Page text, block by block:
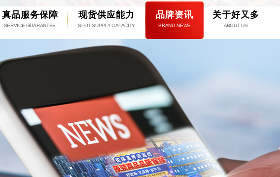
真品服务保障
SERVICE GUARANTEE
现货供应能力
SPOT SUPPLY CAPACITY
品牌资讯
BRAND NEWS
关于好又多
ABOUT US